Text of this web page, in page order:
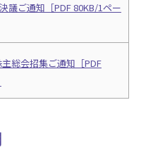
議ご通知［PDF 80KB/1ペー
総会招集ご通知［PDF